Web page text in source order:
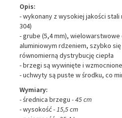
Opis:
- wykonany z wysokiej jakości stali
304)
- grube (5,4 mm),
aluminiowym rdzeniem, szybko
równomierną dystrybucję ciepła
- brzegi są wywinięte i wzmocnione
- uchwyty są puste w środku, co
Wymiary:
- średnica brzegu - 45 cm
- wysokość- 15,5 cm